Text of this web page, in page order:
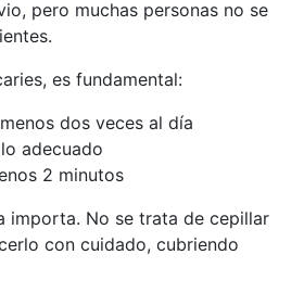
pero muchas personas no se
es fundamental:
dos veces al día
adecuado
2 minutos
importa. No se trata de cepillar
con cuidado, cubriendo